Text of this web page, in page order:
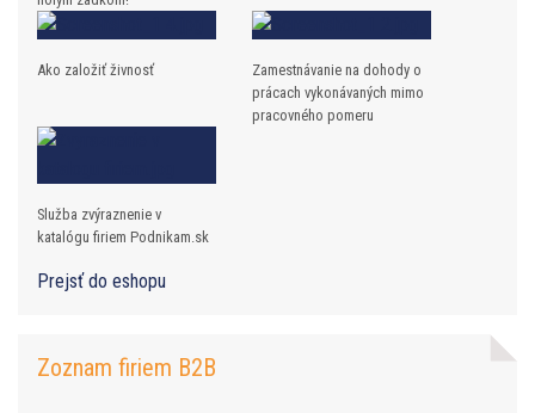
Ako založiť živnosť
Zamestnávanie na dohody o
prácach vykonávaných mimo
pracovného pomeru
Služba zvýraznenie v
katalógu firiem Podnikam.sk
Prejsť do eshopu
Zoznam firiem B2B